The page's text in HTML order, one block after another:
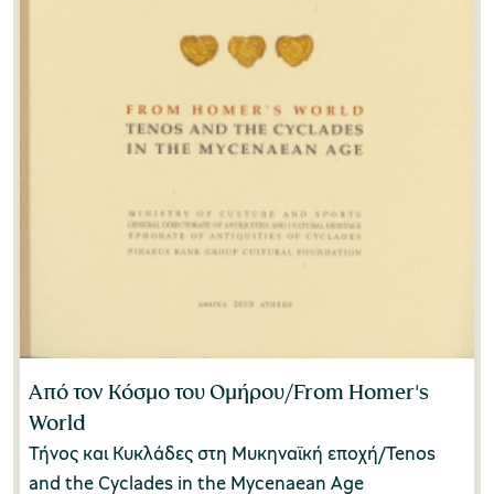
Μαργαρίτα Γραφάκου(1)
Μαρία Βενιζελέα(1)
Μαρία Καράμπελα(2)
Μαρία Συναρέλλη
Μαρίνα Νούτσου
Ματούλα Καραγιάννη-Τόλκα(1)
Από τον Κόσμο του Ομήρου/From Homer's
World
Τήνος και Κυκλάδες στη Μυκηναϊκή εποχή/Tenos
and the Cyclades in the Mycenaean Age